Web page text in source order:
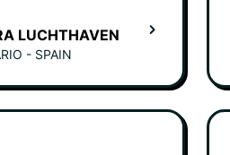
LUCHTHAVEN
- SPAIN